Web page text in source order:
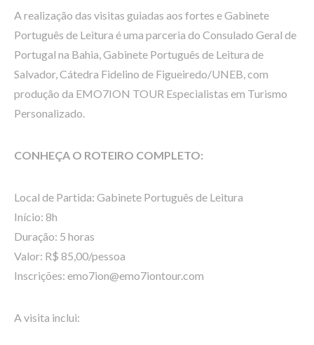
A realização das visitas guiadas aos fortes e Gabinete
Português de Leitura é uma parceria do Consulado Geral de
Portugal na Bahia, Gabinete Português de Leitura de
Salvador, Cátedra Fidelino de Figueiredo/UNEB, com
produção da EMO7ION TOUR Especialistas em Turismo
Personalizado.
CONHEÇA O ROTEIRO COMPLETO:
Local de Partida: Gabinete Português de Leitura
Início: 8h
Duração: 5 horas
Valor: R$ 85,00/pessoa
Inscrições: emo7ion@emo7iontour.com
A visita inclui: